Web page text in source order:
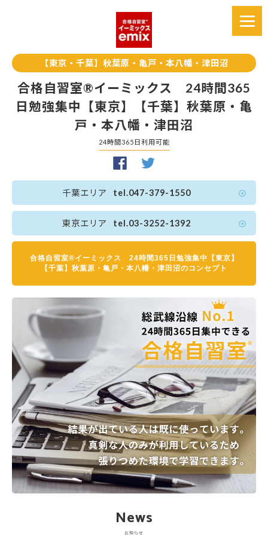
【東京・千葉】秋葉原・亀戸・本八幡・津田沼
合格自習室®イーミックス 24時間365
日勉強集中【東京】【千葉】秋葉原・亀
戸・本八幡・津田沼
24時間365日利用可能
千葉エリア tel.047-379-1550
東京エリア tel.03-3252-1392
合格自習室®イーミックス 24時間365日勉強集中【東京】
【千葉】秋葉原・亀戸・本八幡・津田沼のコンセプト
News
お知らせ